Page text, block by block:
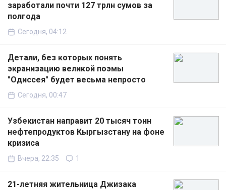
заработали почти 127 трлн сумов за
полгода
Сегодня, 04:12
Детали, без которых понять
экранизацию великой поэмы
"Одиссея" будет весьма непросто
Сегодня, 00:47
Узбекистан направит 20 тысяч тонн
нефтепродуктов Кыргызстану на фоне
кризиса
Вчера, 22:35 1
21-летняя жительница Джизака